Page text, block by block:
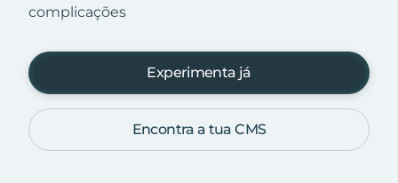
complicações
Experimenta já
Encontra a tua CMS